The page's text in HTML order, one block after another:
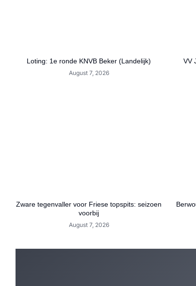
Loting: 1e ronde KNVB Beker (Landelijk)
August 7, 2026
VV
Zware tegenvaller voor Friese topspits: seizoen
voorbij
August 7, 2026